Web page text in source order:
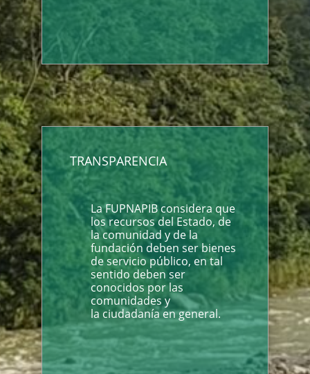
TRANSPARENCIA
La FUPNAPIB considera que
los recursos del Estado, de
la comunidad y de la
fundación deben ser bienes
de servicio público, en tal
sentido deben ser
conocidos por las
comunidades y
la ciudadanía en general.